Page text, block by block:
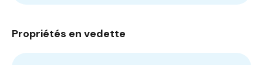
Propriétés en vedette